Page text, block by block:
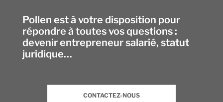
Pollen est à votre disposition pour
répondre à toutes vos questions :
devenir entrepreneur salarié, statut
juridique…
CONTACTEZ-NOUS